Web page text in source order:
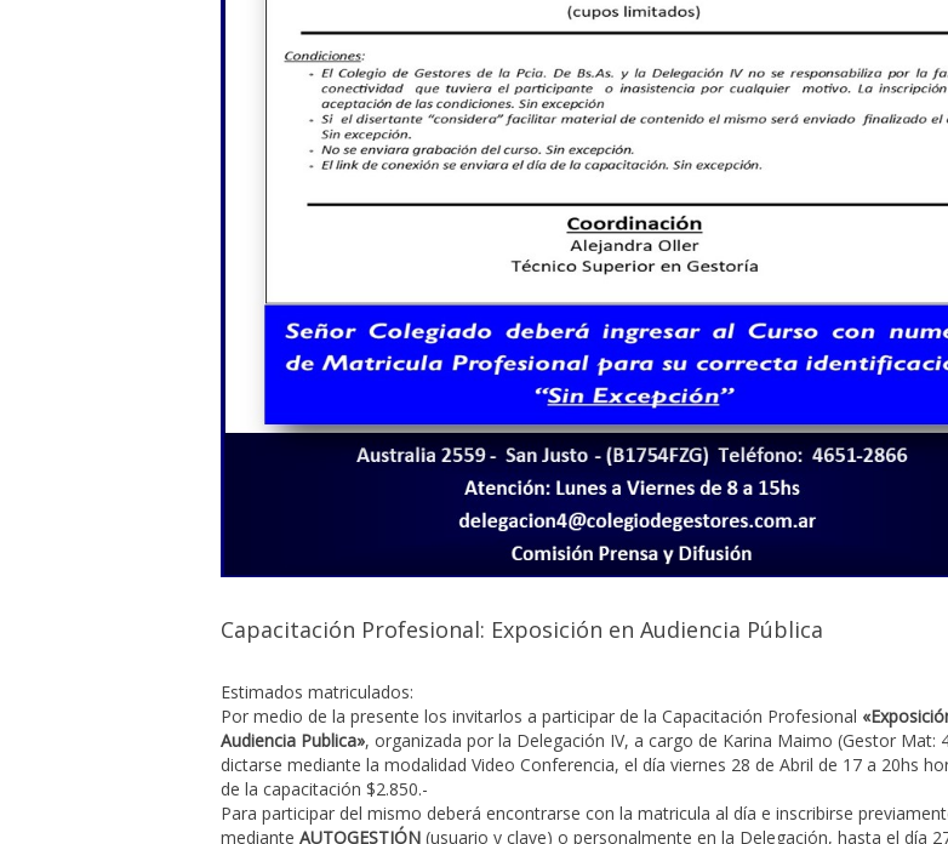
Capacitación Profesional: Exposición en Audiencia Pública
Estimados matriculados:
Por medio de la presente los invitarlos a participar de la Capacitación Profesional
Audiencia Publica», organizada por la Delegación IV, a cargo de Karina Maimo (Gestor Mat:
dictarse mediante la modalidad Video Conferencia, el día viernes 28 de Abril de 17 a 20hs
de la capacitación $2.850.-
Para participar del mismo deberá encontrarse con la matricula al día e inscribirse
mediante AUTOGESTIÓN (usuario y clave) o personalmente en la Delegación, hasta el día